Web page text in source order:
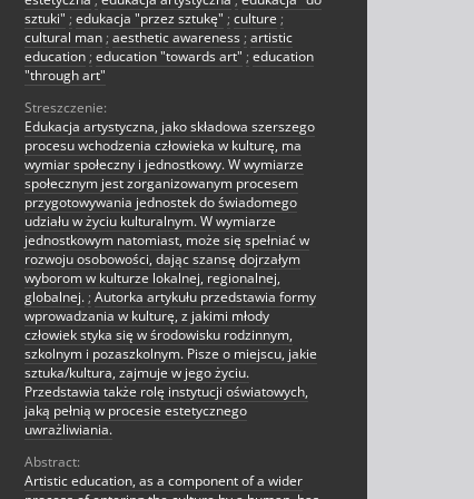
sztuki" ; edukacja "przez sztukę" ; culture ;
cultural man ; aesthetic awareness ; artistic
education ; education "towards art" ; education
"through art"
Streszczenie:
Edukacja artystyczna, jako składowa szerszego
procesu wchodzenia człowieka w kulturę, ma
wymiar społeczny i jednostkowy. W wymiarze
społecznym jest zorganizowanym procesem
przygotowywania jednostek do świadomego
udziału w życiu kulturalnym. W wymiarze
jednostkowym natomiast, może się spełniać w
rozwoju osobowości, dając szansę dojrzałym
wyborom w kulturze lokalnej, regionalnej,
globalnej. ; Autorka artykułu przedstawia formy
wprowadzania w kulturę, z jakimi młody
człowiek styka się w środowisku rodzinnym,
szkolnym i pozaszkolnym. Pisze o miejscu, jakie
sztuka/kultura, zajmuje w jego życiu.
Przedstawia także rolę instytucji oświatowych,
jaką pełnią w procesie estetycznego
uwrażliwiania.
Abstract:
Artistic education, as a component of a wider